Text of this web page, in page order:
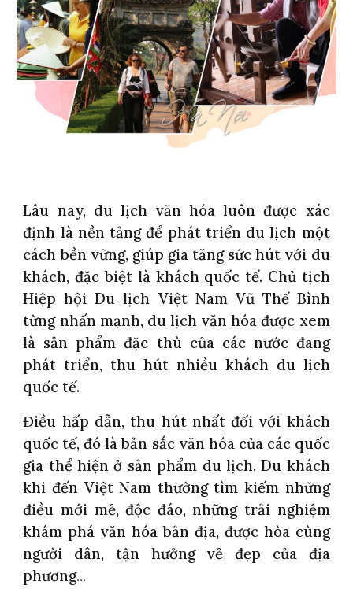
Lâu nay, du lịch văn hóa luôn được xác
định là nền tảng để phát triển du lịch một
cách bền vững, giúp gia tăng sức hút với du
khách, đặc biệt là khách quốc tế. Chủ tịch
Hiệp hội Du lịch Việt Nam Vũ Thế Bình
từng nhấn mạnh, du lịch văn hóa được xem
là sản phẩm đặc thù của các nước đang
phát triển, thu hút nhiều khách du lịch
quốc tế.
Điều hấp dẫn, thu hút nhất đối với khách
quốc tế, đó là bản sắc văn hóa của các quốc
gia thể hiện ở sản phẩm du lịch. Du khách
khi đến Việt Nam thường tìm kiếm những
điều mới mẻ, độc đáo, những trải nghiệm
khám phá văn hóa bản địa, được hòa cùng
người dân, tận hưởng vẻ đẹp của địa
phương...